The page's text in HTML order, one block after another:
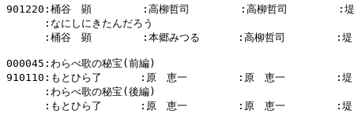
901220:桶谷　顕        :高柳哲司        :高柳哲司        :堤
      :なにしにきたんだろう
:桶谷　顕        :本郷みつる      :高柳哲司        :堤
000045:わらべ歌の秘宝(前編)
910110:もとひら了      :原　恵一        :原　恵一        :堤
      :わらべ歌の秘宝(後編)
:もとひら了      :原　恵一        :原　恵一        :堤